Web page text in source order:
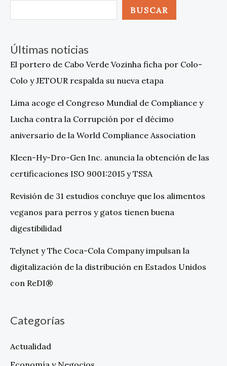
BUSCAR
Últimas noticias
El portero de Cabo Verde Vozinha ficha por Colo-
Colo y JETOUR respalda su nueva etapa
Lima acoge el Congreso Mundial de Compliance y
Lucha contra la Corrupción por el décimo
aniversario de la World Compliance Association
Kleen-Hy-Dro-Gen Inc. anuncia la obtención de las
certificaciones ISO 9001:2015 y TSSA
Revisión de 31 estudios concluye que los alimentos
veganos para perros y gatos tienen buena
digestibilidad
Telynet y The Coca-Cola Company impulsan la
digitalización de la distribución en Estados Unidos
con ReDI®
Categorías
Actualidad